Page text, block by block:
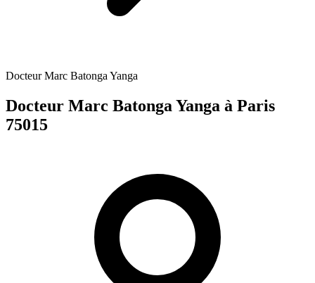
Docteur Marc Batonga Yanga
Docteur Marc Batonga Yanga à Paris
75015